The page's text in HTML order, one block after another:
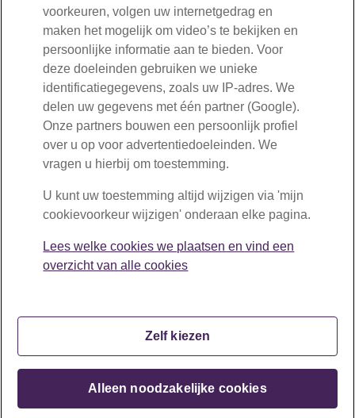
BPF Schilders 75 jaar
Dat doen we nu. En dat blijven we ook in de toekomst
voor u doen.
Lees meer
Copyright © BPF Schilders 2026
voorkeuren, volgen uw internetgedrag en
maken het mogelijk om video’s te bekijken en
persoonlijke informatie aan te bieden. Voor
deze doeleinden gebruiken we unieke
identificatiegegevens, zoals uw IP-adres. We
delen uw gegevens met één partner (Google).
Onze partners bouwen een persoonlijk profiel
over u op voor advertentiedoeleinden. We
vragen u hierbij om toestemming.
U kunt uw toestemming altijd wijzigen via 'mijn
cookievoorkeur wijzigen' onderaan elke pagina.
Lees welke cookies we plaatsen en vind een
overzicht van alle cookies
Zelf kiezen
Alleen noodzakelijke cookies